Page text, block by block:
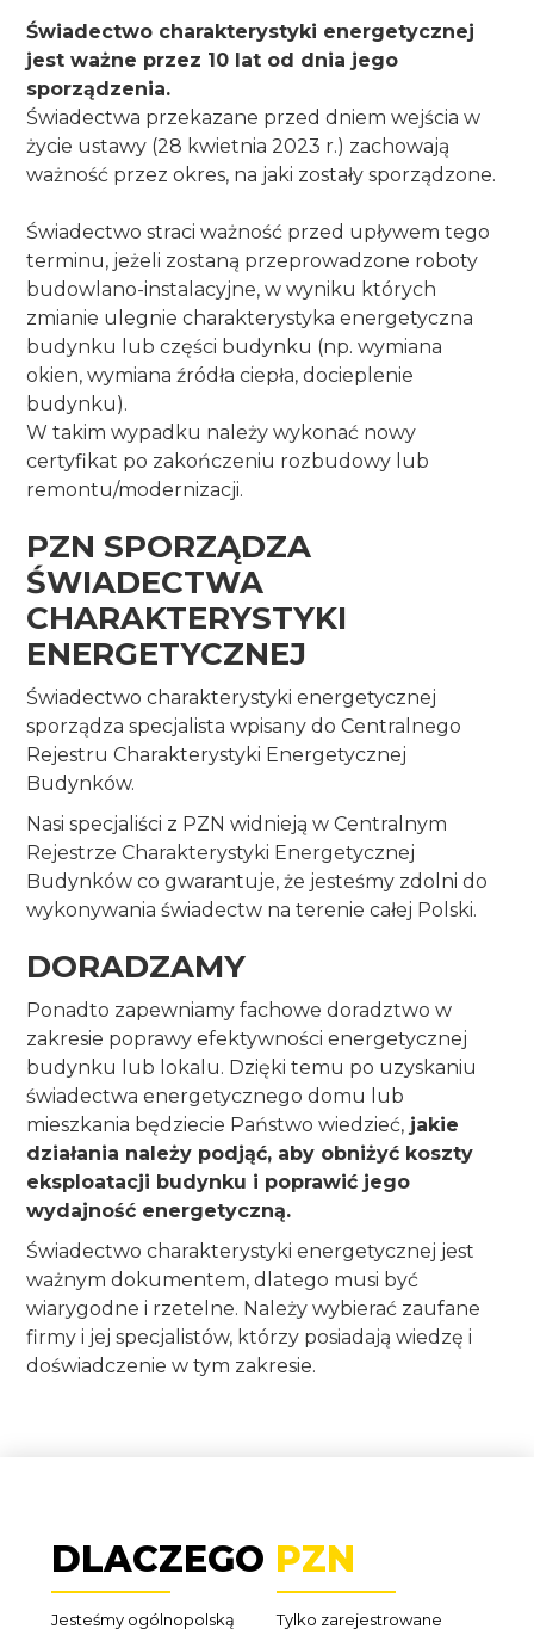
Świadectwo charakterystyki energetycznej
jest ważne przez 10 lat od dnia jego
sporządzenia.
Świadectwa przekazane przed dniem wejścia w
życie ustawy (28 kwietnia 2023 r.) zachowają
ważność przez okres, na jaki zostały sporządzone.
Świadectwo straci ważność przed upływem tego
terminu, jeżeli zostaną przeprowadzone roboty
budowlano-instalacyjne, w wyniku których
zmianie ulegnie charakterystyka energetyczna
budynku lub części budynku (np. wymiana
okien, wymiana źródła ciepła, docieplenie
budynku).
W takim wypadku należy wykonać nowy
certyfikat po zakończeniu rozbudowy lub
remontu/modernizacji.
PZN SPORZĄDZA
ŚWIADECTWA
CHARAKTERYSTYKI
ENERGETYCZNEJ
Świadectwo charakterystyki energetycznej
sporządza specjalista wpisany do Centralnego
Rejestru Charakterystyki Energetycznej
Budynków.
Nasi specjaliści z PZN widnieją w Centralnym
Rejestrze Charakterystyki Energetycznej
Budynków co gwarantuje, że jesteśmy zdolni do
wykonywania świadectw na terenie całej Polski.
DORADZAMY
Ponadto zapewniamy fachowe doradztwo w
zakresie poprawy efektywności energetycznej
budynku lub lokalu. Dzięki temu po uzyskaniu
świadectwa energetycznego domu lub
mieszkania będziecie Państwo wiedzieć, jakie
działania należy podjąć, aby obniżyć koszty
eksploatacji budynku i poprawić jego
wydajność energetyczną.
Świadectwo charakterystyki energetycznej jest
ważnym dokumentem, dlatego musi być
wiarygodne i rzetelne. Należy wybierać zaufane
firmy i jej specjalistów, którzy posiadają wiedzę i
doświadczenie w tym zakresie.
DLACZEGO PZN
Jesteśmy ogólnopolską
Tylko zarejestrowane